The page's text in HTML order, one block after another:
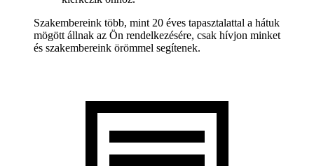
Szakembereink több, mint 20 éves tapasztalattal a hátuk
mögött állnak az Ön rendelkezésére, csak hívjon minket
és szakembereink örömmel segítenek.